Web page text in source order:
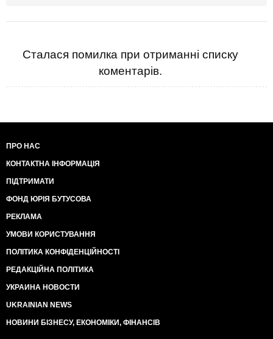
Сталася помилка при отриманні списку
коментарів.
ПРО НАС
КОНТАКТНА ІНФОРМАЦІЯ
ПІДТРИМАТИ
ФОНД ЮРІЯ БУТУСОВА
РЕКЛАМА
УМОВИ КОРИСТУВАННЯ
ПОЛІТИКА КОНФІДЕНЦІЙНОСТІ
РЕДАКЦІЙНА ПОЛІТИКА
УКРАИНА НОВОСТИ
UKRAINIAN NEWS
НОВИНИ БІЗНЕСУ, ЕКОНОМІКИ, ФІНАНСІВ